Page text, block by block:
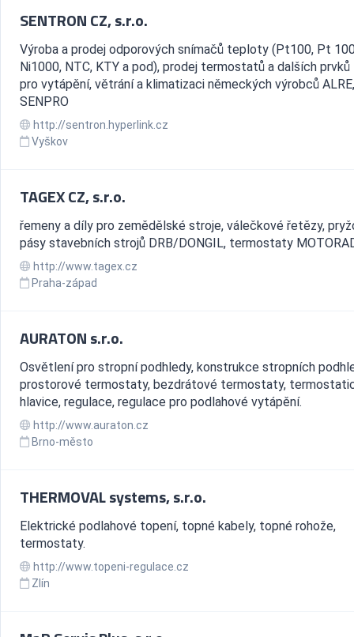
SENTRON CZ, s.r.o.
Výroba a prodej odporových snímačů teploty (Pt100, Pt
Ni1000, NTC, KTY a pod), prodej termostatů a dalších prvků
pro vytápění, větrání a klimatizaci německých výrobců
SENPRO
http://sentron.hyperlink.cz
Vyškov
TAGEX CZ, s.r.o.
řemeny a díly pro zemědělské stroje, válečkové řetězy,
pásy stavebních strojů DRB/DONGIL, termostaty
http://www.tagex.cz
Praha-západ
AURATON s.r.o.
Osvětlení pro stropní podhledy, konstrukce stropních
prostorové termostaty, bezdrátové termostaty,
hlavice, regulace, regulace pro podlahové vytápění.
http://www.auraton.cz
Brno-město
THERMOVAL systems, s.r.o.
Elektrické podlahové topení, topné kabely, topné rohože,
termostaty.
http://www.topeni-regulace.cz
Zlín